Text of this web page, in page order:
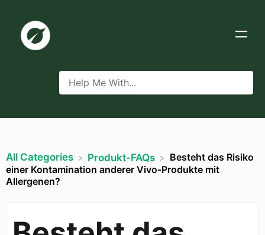
All Categories ​Produkt-FAQs
Besteht das Risiko
einer Kontamination anderer Vivo-Produkte mit
Allergenen?